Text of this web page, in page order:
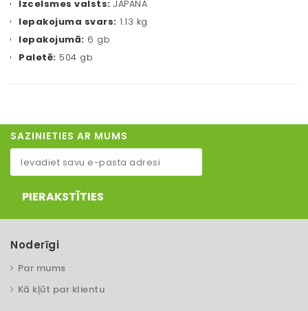
Izcelsmes valsts: JAPĀNA
Iepakojuma svars: 1.13 kg
Iepakojumā: 6 gb
Paletē: 504 gb
SAZINIETIES AR MUMS
PIERAKSTĪTIES
Noderīgi
Par mums
Kā kļūt par klientu